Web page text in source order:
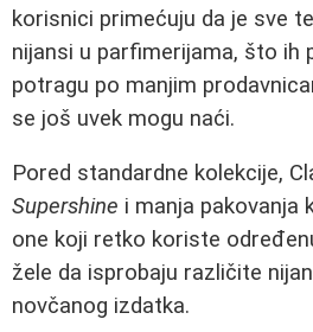
korisnici primećuju da je sve
nijansi u parfimerijama, što ih
potragu po manjim
se još uvek mogu naći.
Pored standardne kolekcije,
Supershine i manja pakovanja
one koji retko koriste
žele da isprobaju različite
novčanog izdatka.